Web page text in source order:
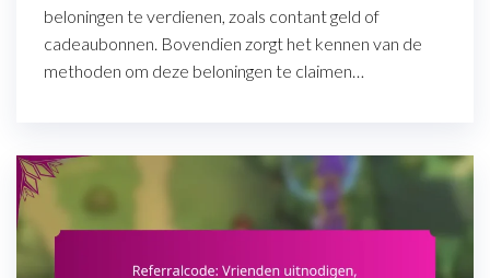
beloningen te verdienen, zoals contant geld of
cadeaubonnen. Bovendien zorgt het kennen van de
methoden om deze beloningen te claimen…